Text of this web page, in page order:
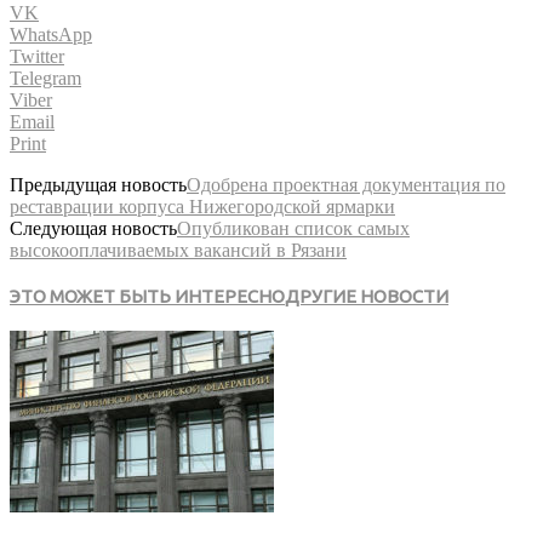
VK
WhatsApp
Twitter
Telegram
Viber
Email
Print
Предыдущая новостьОдобрена проектная документация по
реставрации корпуса Нижегородской ярмарки
Следующая новостьОпубликован список самых
высокооплачиваемых вакансий в Рязани
ЭТО МОЖЕТ БЫТЬ ИНТЕРЕСНОДРУГИЕ НОВОСТИ